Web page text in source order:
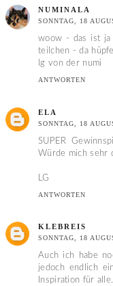
NUMINALA
SONNTAG, 18
woow - das ist ja
teilchen - da
lg von der numi
ANTWORTEN
ELA
SONNTAG, 18
SUPER
Würde mich sehr
LG
ANTWORTEN
KLEBREIS
SONNTAG, 18
Auch ich habe
jedoch endlich
Inspiration für